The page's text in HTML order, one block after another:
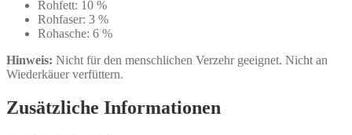
Rohfett: 10 %
Rohfaser: 3 %
Rohasche: 6 %
Hinweis: Nicht für den menschlichen Verzehr geeignet. Nicht an
Wiederkäuer verfüttern.
Zusätzliche Informationen